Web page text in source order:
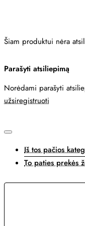
Šiam produktui nėra
Parašyti atsiliepimą
Norėdami parašyti
užsiregistruoti
Iš tos pačios
To paties prekės